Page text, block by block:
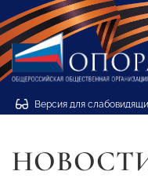
Версия для